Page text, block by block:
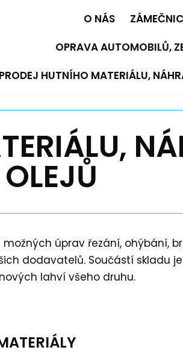
O NÁS
OPRAVA AUTOMOBILŮ,
PRODEJ HUTNÍHO MATERIÁLU,
úprav řezání, ohýbání,
dodavatelů. Součástí skladu
lahví všeho druhu.